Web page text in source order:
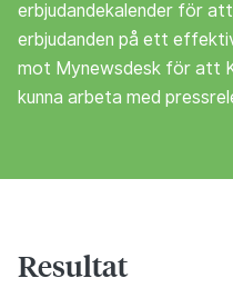
erbjudandekalender för
erbjudanden på ett
mot Mynewsdesk för att
kunna arbeta med
Resultat